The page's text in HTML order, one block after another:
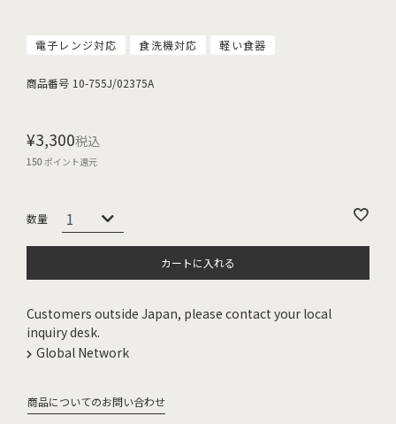
電子レンジ対応 食洗機対応 軽い食器
商品番号 10-755J/02375A
¥3,300税込
150ポイント還元
カートに入れる
Customers outside Japan, please contact your local
inquiry desk.
Global Network
商品についてのお問い合わせ